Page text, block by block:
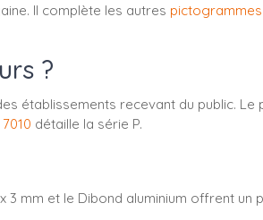
Il complète les autres
?
établissements recevant du public.
détaille la série P.
mm et le Dibond aluminium offrent un